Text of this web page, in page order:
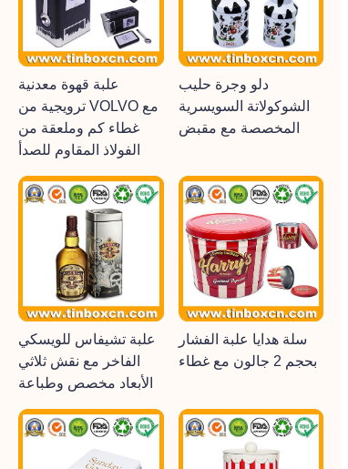
علبة قهوة معدنية
ترويجية من VOLVO مع
غطاء كم وملعقة من
الفولاذ المقاوم للصدأ
دلو وجرة حليب
الشوكولاتة السويسرية
المخصصة مع مقبض
علبة تشيفاس للويسكي
الفاخر مع نقش ثلاثي
الأبعاد مخصص وطباعة
سلة هدايا علبة الفشار
بحجم 2 جالون مع غطاء